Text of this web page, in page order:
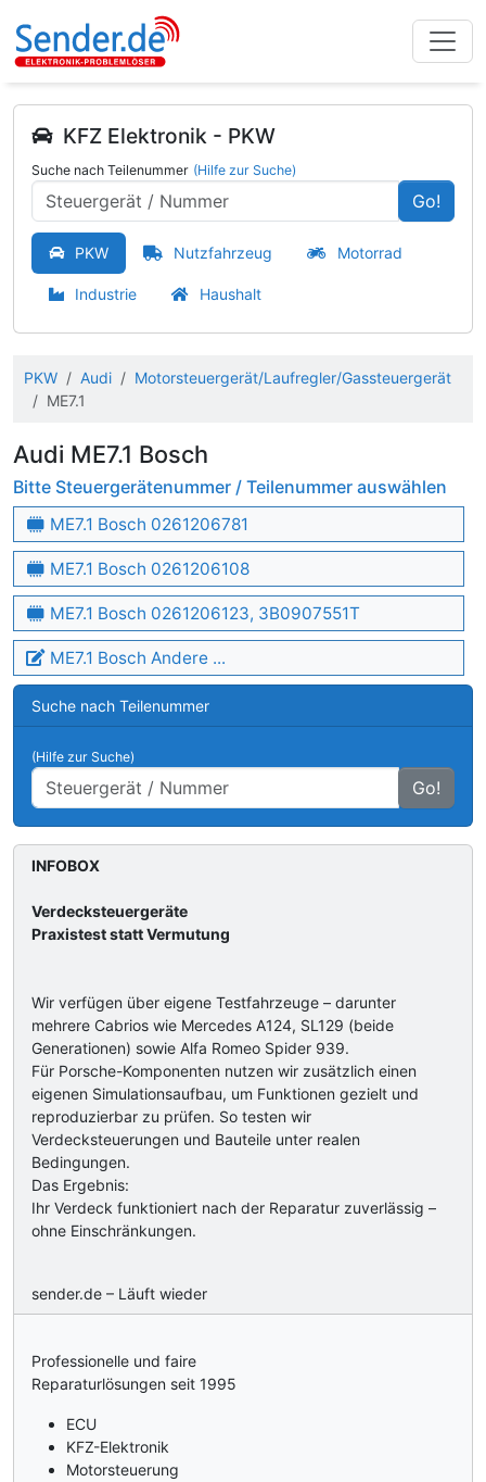
KFZ Elektronik - PKW
Suche nach Teilenummer (Hilfe zur Suche)
Go!
PKW Nutzfahrzeug Motorrad
Industrie Haushalt
PKW Audi
Motorsteuergerät/Laufregler/Gassteuergerät
ME7.1
Audi ME7.1 Bosch
Bitte Steuergerätenummer / Teilenummer auswählen
ME7.1 Bosch 0261206781
ME7.1 Bosch 0261206108
ME7.1 Bosch 0261206123, 3B0907551T
ME7.1 Bosch Andere ...
Suche nach Teilenummer
(Hilfe zur Suche)
Go!
INFOBOX
Verdecksteuergeräte
Praxistest statt Vermutung
Wir verfügen über eigene Testfahrzeuge – darunter
mehrere Cabrios wie Mercedes A124, SL129 (beide
Generationen) sowie Alfa Romeo Spider 939.
Für Porsche-Komponenten nutzen wir zusätzlich einen
eigenen Simulationsaufbau, um Funktionen gezielt und
reproduzierbar zu prüfen. So testen wir
Verdecksteuerungen und Bauteile unter realen
Bedingungen.
Das Ergebnis:
Ihr Verdeck funktioniert nach der Reparatur zuverlässig –
ohne Einschränkungen.
sender.de – Läuft wieder
Professionelle und faire
Reparaturlösungen seit 1995
ECU
KFZ-Elektronik
Motorsteuerung